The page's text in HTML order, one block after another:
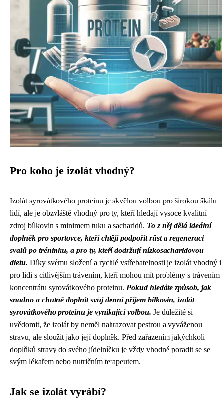
Pro koho je izolát vhodný?
Izolát syrovátkového proteinu je skvělou volbou pro širokou škálu
lidí, ale je obzvláště vhodný pro ty, kteří hledají vysoce kvalitní
zdroj bílkovin s minimem tuku a sacharidů. To z něj dělá ideální
doplněk pro sportovce, kteří chtějí podpořit růst a regeneraci
svalů po tréninku, a pro ty, kteří dodržují nízkosacharidovou
dietu. Díky svému složení a rychlé vstřebatelnosti je izolát vhodný i
pro lidi s citlivějším trávením, kteří mohou mít problémy s trávením
koncentrátu syrovátkového proteinu. Pokud hledáte způsob, jak
snadno a chutně doplnit svůj denní příjem bílkovin, izolát
syrovátkového proteinu je vynikající volbou. Je důležité si
uvědomit, že izolát by neměl nahrazovat pestrou a vyváženou
stravu, ale sloužit jako její doplněk. Před zařazením jakýchkoli
doplňků stravy do svého jídelníčku je vždy vhodné poradit se se
svým lékařem nebo nutričním terapeutem.
Jak se izolát vyrábí?